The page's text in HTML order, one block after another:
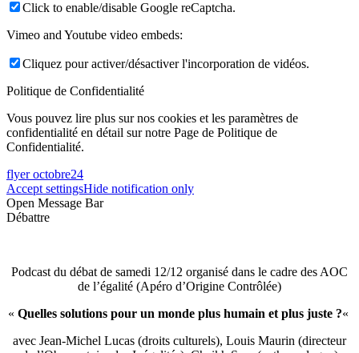
Click to enable/disable Google reCaptcha.
Vimeo and Youtube video embeds:
Cliquez pour activer/désactiver l'incorporation de vidéos.
Politique de Confidentialité
Vous pouvez lire plus sur nos cookies et les paramètres de
confidentialité en détail sur notre Page de Politique de
Confidentialité.
flyer octobre24
Accept settingsHide notification only
Open Message Bar
Débattre
Podcast du débat de samedi 12/12 organisé dans le cadre des AOC
de l’égalité (Apéro d’Origine Contrôlée)
« Quelles solutions pour un monde plus humain et plus juste ?«
avec Jean-Michel Lucas (droits culturels), Louis Maurin (directeur